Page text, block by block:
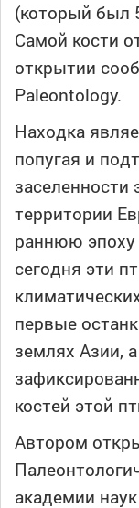
(который был
Самой кости
открытии
Paleontology.
Находка
попугая и
заселенности
территории
раннюю эпоху
сегодня эти
первые
землях Азии,
костей этой
Автором
академии